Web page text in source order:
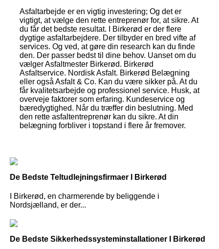
Asfaltarbejde er en vigtig investering; Og det er
vigtigt, at vælge den rette entreprenør for, at sikre. At
du får det bedste resultat. I Birkerød er der flere
dygtige asfaltarbejdere. Der tilbyder en bred vifte af
services. Og ved, at gøre din research kan du finde
den. Der passer bedst til dine behov. Uanset om du
vælger Asfaltmester Birkerød. Birkerød
Asfaltservice. Nordisk Asfalt. Birkerød Belægning
eller også Asfalt & Co. Kan du være sikker på. At du
får kvalitetsarbejde og professionel service. Husk, at
overveje faktorer som erfaring. Kundeservice og
bæredygtighed. Når du træffer din beslutning. Med
den rette asfaltentreprenør kan du sikre. At din
belægning forbliver i topstand i flere år fremover.
De Bedste Teltudlejningsfirmaer I Birkerød
I Birkerød, en charmerende by beliggende i
Nordsjælland, er der...
De Bedste Sikkerhedssysteminstallationer I Birkerød